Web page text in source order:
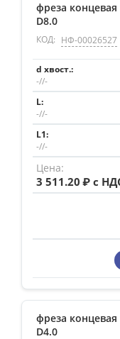
фреза концевая
D8.0
КОД: НФ-00026527
-//-
-//-
-//-
3 511.20 ₽ с
фреза концевая
D4.0